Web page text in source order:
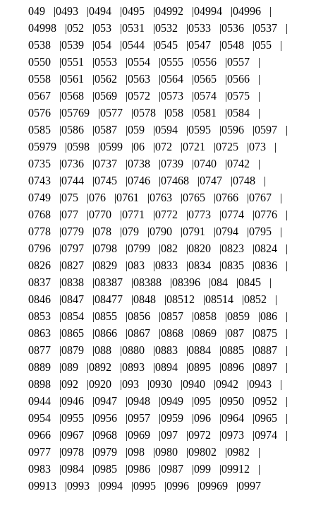
049
0493 0494 0495 04992 04994
04996
04998
052 053 0531 0532 0533 0536
0537
0538
0539 054 0544 0545 0547 0548
055
0550
0551 0553 0554 0555 0556
0557
0558
0561 0562 0563 0564 0565
0566
0567
0568 0569 0572 0573 0574
0575
0576
05769 0577 0578 058 0581
0584
0585
0586 0587 059 0594 0595 0596
0597
05979
0598 0599 06 072 0721 0725
073
0735
0736 0737 0738 0739 0740
0742
0743
0744 0745 0746 07468 0747
0748
0749
075 076 0761 0763 0765 0766
0767
0768
077 0770 0771 0772 0773 0774
0776
0778
0779 078 079 0790 0791 0794
0795
0796
0797 0798 0799 082 0820 0823
0824
0826
0827 0829 083 0833 0834 0835
0836
0837
0838 08387 08388 08396 084
0845
0846
0847 08477 0848 08512 08514
0852
0853
0854 0855 0856 0857 0858 0859
086
0863
0865 0866 0867 0868 0869 087
0875
0877
0879 088 0880 0883 0884 0885
0887
0889
089 0892 0893 0894 0895 0896
0897
0898
092 0920 093 0930 0940 0942
0943
0944
0946 0947 0948 0949 095 0950
0952
0954
0955 0956 0957 0959 096 0964
0965
0966
0967 0968 0969 097 0972 0973
0974
0977
0978 0979 098 0980 09802
0982
0983
0984 0985 0986 0987 099
09912
09913
0993 0994 0995 0996 09969 0997